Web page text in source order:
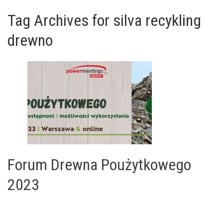
Tag Archives for silva recykling
drewno
Forum Drewna Poużytkowego
2023